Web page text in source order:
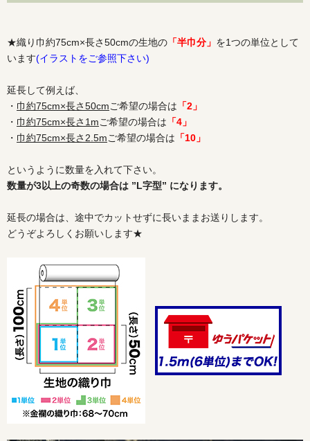
★織り巾約75cm×長さ50cmの生地の 「半巾分」 を1つの単位として
います(イラストをご参照下さい)
延長して例えば、
・ 巾約75cm×長さ50cmご希望の場合は 「2」
・ 巾約75cm×長さ1mご希望の場合は 「4」
・ 巾約75cm×長さ2.5mご希望の場合は 「10」
というように数量を入れて下さい。
数量が3以上の奇数の場合は ”L字型” になります。
延長の場合は、途中でカットせずに長いままお送りします。
どうぞよろしくお願いします★